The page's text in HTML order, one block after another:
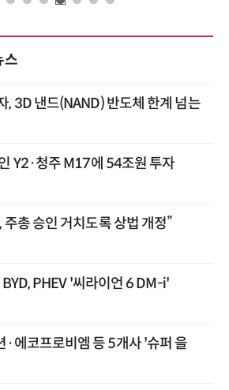
스
, 3D 낸드(NAND) 반도체 한계 넘는
Y2·청주 M17에 54조원 투자
주총 승인 거치도록 상법 개정”
BYD, PHEV '씨라이언 6 DM-i'
·에코프로비엠 등 5개사 '슈퍼 을